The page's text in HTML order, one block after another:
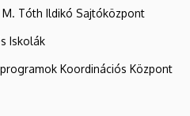
M. Tóth Ildikó Sajtóközpont
Iskolák
Koordinációs Központ